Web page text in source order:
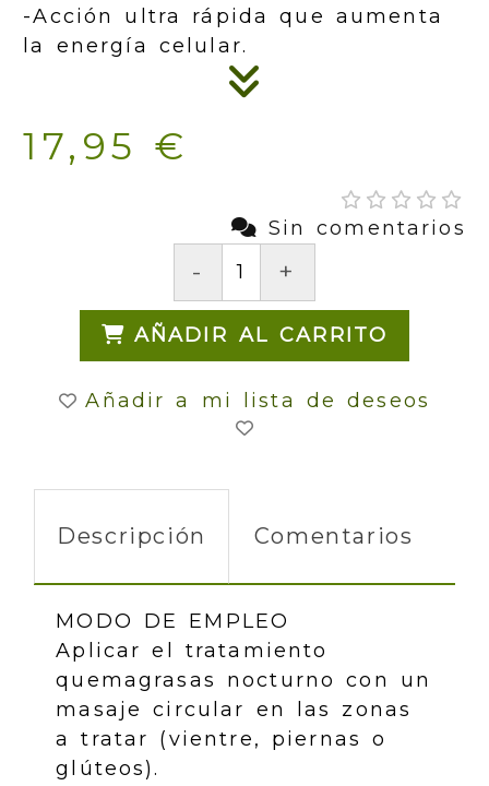
-Acción ultra rápida que aumenta
la energía celular.
17,95 €
Sin comentarios
- +
AÑADIR AL CARRITO
Añadir a mi lista de deseos
Descripción Comentarios
MODO DE EMPLEO
Aplicar el tratamiento
quemagrasas nocturno con un
masaje circular en las zonas
a tratar (vientre, piernas o
glúteos).